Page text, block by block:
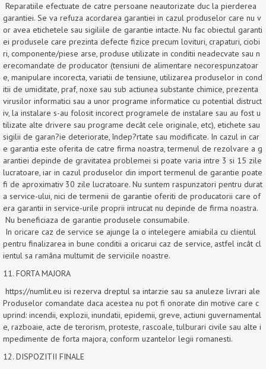
Reparatiile efectuate de catre persoane neautorizate duc la pierderea
garantiei. Se va refuza acordarea garantiei in cazul produselor care nu v
or avea etichetele sau sigiliile de garantie intacte. Nu fac obiectul garanti
ei produsele care prezinta defecte fizice precum lovituri, crapaturi, ciobi
ri, componente/piese arse, produse utilizate in conditii neadecvate sau n
erecomandate de producator (tensiuni de alimentare necorespunzatoar
e, manipulare incorecta, variatii de tensiune, utilizarea produselor in cond
itii de umiditate, praf, noxe sau sub actiunea substante chimice, prezenta
virusilor informatici sau a unor programe informatice cu potential distruct
iv, la instalare s-au folosit incorect programele de instalare sau au fost u
tilizate alte drivere sau programe decât cele originale, etc), etichete sau
sigilii de garan?ie deteriorate, îndep?rtate sau modificate. In cazul in car
e garantia este oferita de catre firma noastra, termenul de rezolvare a g
arantiei depinde de gravitatea problemei si poate varia intre 3 si 15 zile
lucratoare, iar in cazul produselor din import termenul de garantie poate
fi de aproximativ 30 zile lucratoare. Nu suntem raspunzatori pentru durat
a service-ului, nici de termenii de garantie oferiti de producatorii care of
era garantii in service-urile proprii intrucat nu depinde de firma noastra.
Nu beneficiaza de garantie produsele consumabile.
In oricare caz de service se ajunge la o intelegere amiabila cu clientul
pentru finalizarea in bune conditii a oricarui caz de service, astfel incât cl
ientul sa ramâna multumit de serviciile noastre.
11. FORTA MAJORA
https://numlit.eu isi rezerva dreptul sa intarzie sau sa anuleze livrari ale
Produselor comandate daca acestea nu pot fi onorate din motive care c
uprind: incendii, explozii, inundatii, epidemii, greve, actiuni guvernamental
e, razboaie, acte de terorism, proteste, rascoale, tulburari civile sau alte i
mpedimente de forta majora, conform uzantelor legii romanesti.
12. DISPOZITII FINALE